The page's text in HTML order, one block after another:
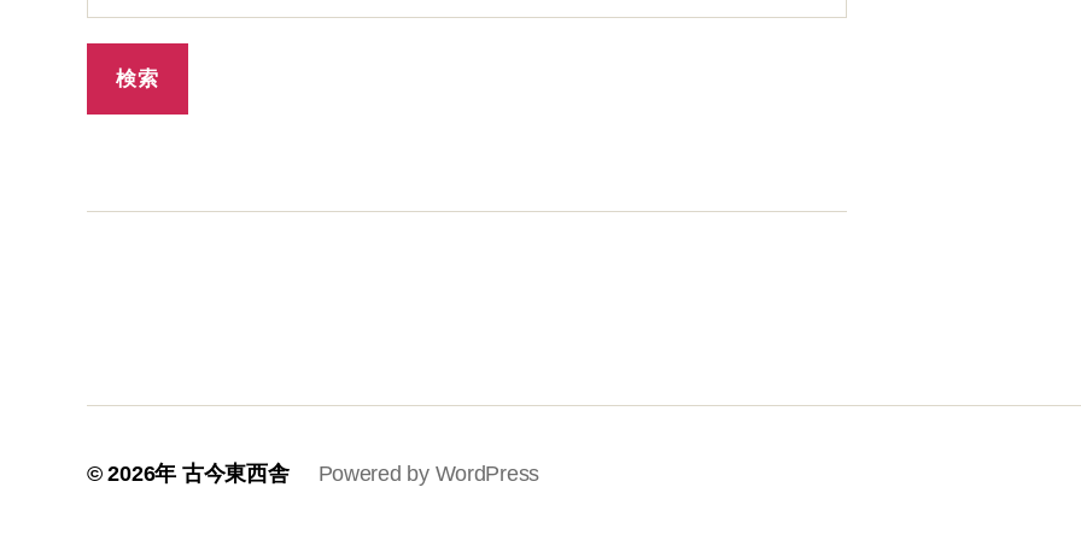
© 2026年 古今東西舎 Powered by WordPress